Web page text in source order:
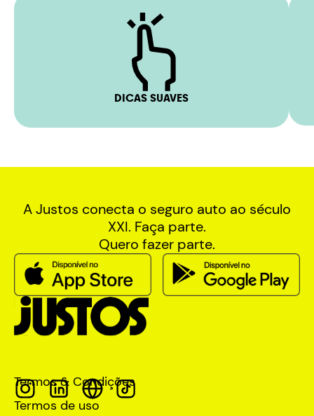
DICAS SUAVES
A Justos conecta o seguro auto ao século
XXI. Faça parte.
Quero fazer parte.
Termos & Condições
Termos de uso